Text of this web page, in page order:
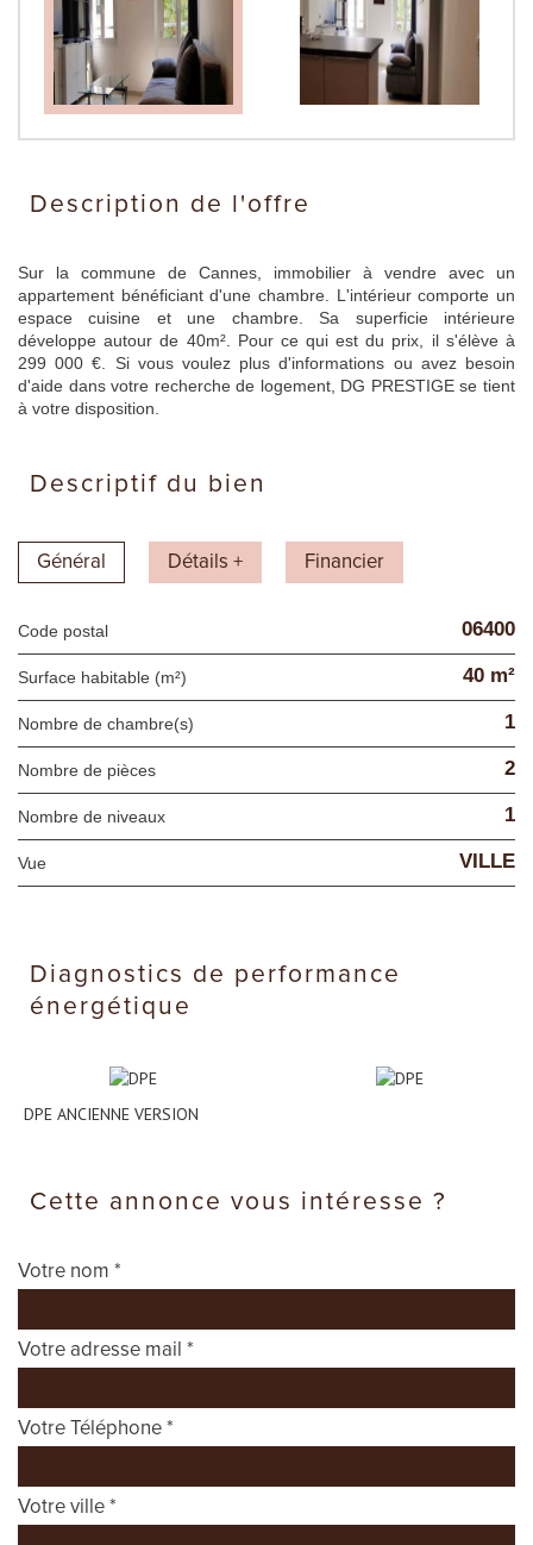
description de l'offre
Sur la commune de Cannes, immobilier à vendre avec un
appartement bénéficiant d'une chambre. L'intérieur comporte un
espace cuisine et une chambre. Sa superficie intérieure
développe autour de 40m². Pour ce qui est du prix, il s'élève à
299 000 €. Si vous voulez plus d'informations ou avez besoin
d'aide dans votre recherche de logement, DG PRESTIGE se tient
à votre disposition.
descriptif du bien
Général Détails + Financier
Code postal 06400
Surface habitable (m²) 40 m²
Nombre de chambre(s) 1
Nombre de pièces 2
Nombre de niveaux 1
Vue VILLE
diagnostics de performance
énergétique
DPE ANCIENNE VERSION
cette annonce vous intéresse ?
Votre nom *
Votre adresse mail *
Votre Téléphone *
Votre ville *